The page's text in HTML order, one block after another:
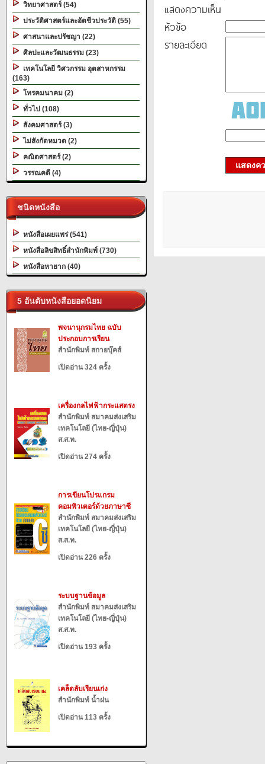
วิทยาศาสตร์ (54)
ประวัติศาสตร์และอัตชีวประวัติ (55)
ศาสนาและปรัชญา (22)
ศิลปะและวัฒนธรรม (23)
เทคโนโลยี วิศวกรรม อุตสาหกรรม
(163)
โทรคมนาคม (2)
ทั่วไป (108)
สังคมศาสตร์ (3)
ไม่สังกัดหมวด (2)
คณิตศาสตร์ (2)
วรรณคดี (4)
ชนิดหนังสือ
หนังสือเผยแพร่ (541)
หนังสือลิขสิทธิ์สำนักพิมพ์ (730)
หนังสือหายาก (40)
5 อันดับหนังสือยอดนิยม
พจนานุกรมไทย ฉบับ
ประกอบการเรียน
สำนักพิมพ์ สกายบุ๊คส์
เปิดอ่าน 324 ครั้ง
เครื่องกลไฟฟ้ากระแสตรง
สำนักพิมพ์ สมาคมส่งเสริม
เทคโนโลยี (ไทย-ญี่ปุ่น)
ส.ส.ท.
เปิดอ่าน 274 ครั้ง
การเขียนโปรแกรม
คอมพิวเตอร์ด้วยภาษาซี
สำนักพิมพ์ สมาคมส่งเสริม
เทคโนโลยี (ไทย-ญี่ปุ่น)
ส.ส.ท.
เปิดอ่าน 226 ครั้ง
ระบบฐานข้อมูล
สำนักพิมพ์ สมาคมส่งเสริม
เทคโนโลยี (ไทย-ญี่ปุ่น)
ส.ส.ท.
เปิดอ่าน 193 ครั้ง
เคล็ดลับเรียนเก่ง
สำนักพิมพ์ น้ำฝน
เปิดอ่าน 113 ครั้ง
แสดงความเห็น
หัวข้อ
รายละเอียด
แสดงค